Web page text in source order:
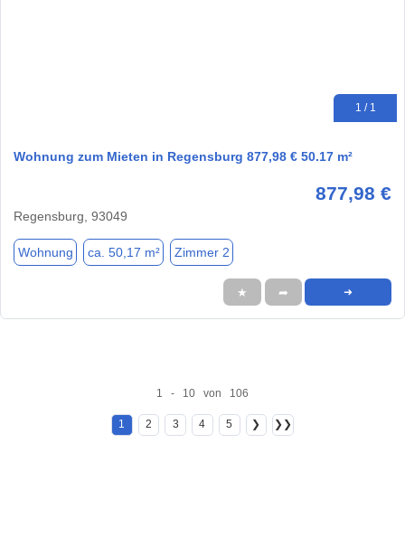
1 / 1
Wohnung zum Mieten in Regensburg 877,98 € 50.17 m²
877,98 €
Regensburg, 93049
Wohnung ca. 50,17 m² Zimmer 2
★ ➦ ➜
1 - 10 von 106
1 2 3 4 5 ❯ ❯❯